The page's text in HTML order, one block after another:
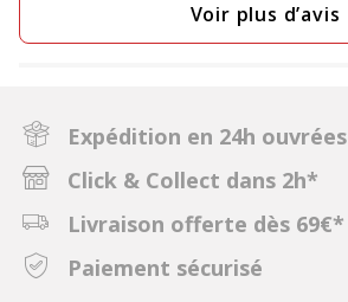
Voir plus d’avis
Expédition en 24h ouvrées
Click & Collect dans 2h*
Livraison offerte dès 69€*
Paiement sécurisé